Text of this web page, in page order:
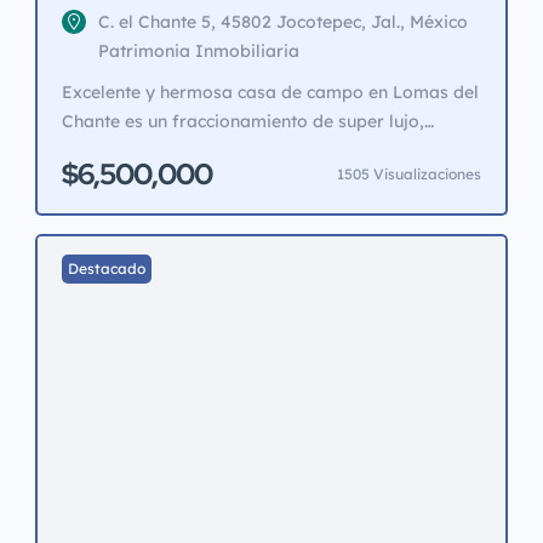
C. el Chante 5, 45802 Jocotepec, Jal., México
Patrimonia Inmobiliaria
Excelente y hermosa casa de campo en Lomas del
Chante es un fraccionamiento de super lujo,
mejor zona de Jocotepec. Estilo rustico, de 3
recamaras la Ppal con Jacuzzi y vestidor, cocina
integral, star de tv, estudio, terraza, cochera para
10 autos 2 de ellos techados, […]
$6,500,000 1505 Visualizaciones
Destacado